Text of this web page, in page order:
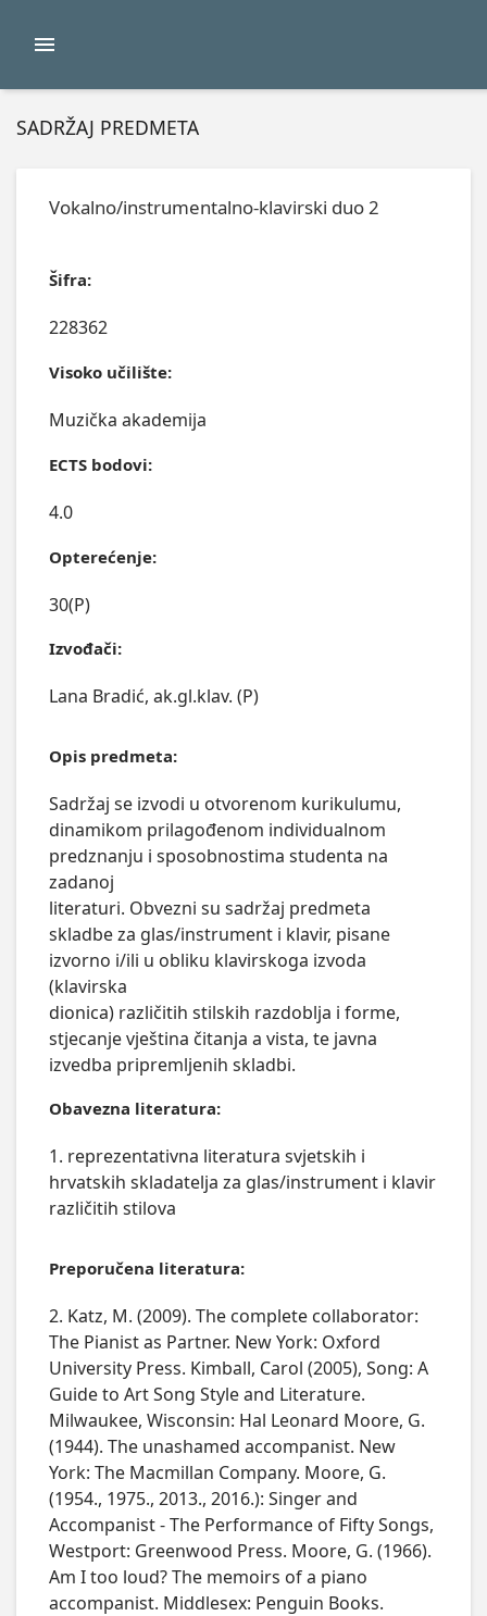
SADRŽAJ PREDMETA
Vokalno/instrumentalno-klavirski duo 2
Šifra:
228362
Visoko učilište:
Muzička akademija
ECTS bodovi:
4.0
Opterećenje:
30(P)
Izvođači:
Lana Bradić, ak.gl.klav. (P)
Opis predmeta:
Sadržaj se izvodi u otvorenom kurikulumu,
dinamikom prilagođenom individualnom
predznanju i sposobnostima studenta na
zadanoj
literaturi. Obvezni su sadržaj predmeta
skladbe za glas/instrument i klavir, pisane
izvorno i/ili u obliku klavirskoga izvoda
(klavirska
dionica) različitih stilskih razdoblja i forme,
stjecanje vještina čitanja a vista, te javna
izvedba pripremljenih skladbi.
Obavezna literatura:
1. reprezentativna literatura svjetskih i
hrvatskih skladatelja za glas/instrument i klavir
različitih stilova
Preporučena literatura:
2. Katz, M. (2009). The complete collaborator:
The Pianist as Partner. New York: Oxford
University Press. Kimball, Carol (2005), Song: A
Guide to Art Song Style and Literature.
Milwaukee, Wisconsin: Hal Leonard Moore, G.
(1944). The unashamed accompanist. New
York: The Macmillan Company. Moore, G.
(1954., 1975., 2013., 2016.): Singer and
Accompanist - The Performance of Fifty Songs,
Westport: Greenwood Press. Moore, G. (1966).
Am I too loud? The memoirs of a piano
accompanist. Middlesex: Penguin Books.